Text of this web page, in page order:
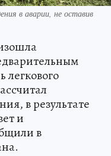
в аварии, не оставив
легкового
в результате
и
в